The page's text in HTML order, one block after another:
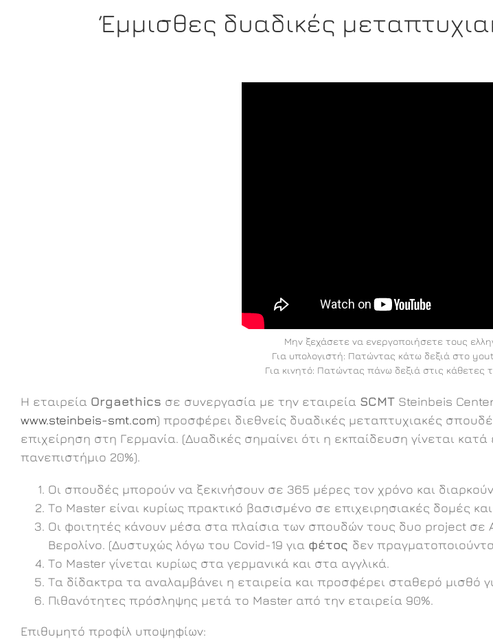
Έμμισθες δυαδικές
Μην ξεχάσετε να ενεργοποιήσετε τους
Για υπολογιστή: Πατώντας κάτω δεξιά στο
Για κινητό: Πατώντας πάνω δεξιά στις κάθετες
H εταιρεία Orgaethics σε συνεργασία με την εταιρεία SCMT Steinbeis
www.steinbeis-smt.com) προσφέρει διεθνείς δυαδικές μεταπτυχιακές
επιχείρηση στη Γερμανία. (Δυαδικές σημαίνει ότι η εκπαίδευση γίνεται
πανεπιστήμιο 20%).
Οι σπουδές μπορούν να ξεκινήσουν σε 365 μέρες τον χρόνο και
Το Master είναι κυρίως πρακτικό βασισμένο σε επιχειρησιακές δομές
Οι φοιτητές κάνουν μέσα στα πλαίσια των σπουδών τους δυο project σε
Βερολίνο. (Δυστυχώς λόγω του Covid-19 για φέτος δεν
Το Master γίνεται κυρίως στα γερμανικά και στα αγγλικά.
Tα δίδακτρα τα αναλαμβάνει η εταιρεία και προσφέρει σταθερό μισθό
Πιθανότητες πρόσληψης μετά το Master από την εταιρεία 90%.
Επιθυμητό προφίλ υποψηφίων: